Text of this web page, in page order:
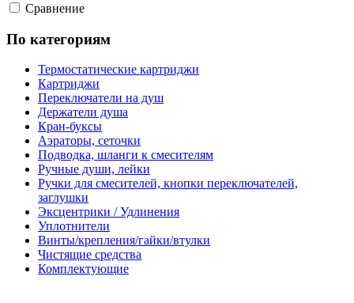
Сравнение
По категориям
Термостатические картриджи
Картриджи
Переключатели на душ
Держатели душа
Кран-буксы
Аэраторы, сеточки
Подводка, шланги к смесителям
Ручные души, лейки
Ручки для смесителей, кнопки переключателей,
заглушки
Эксцентрики / Удлинения
Уплотнители
Винты/крепления/гайки/втулки
Чистящие средства
Комплектующие